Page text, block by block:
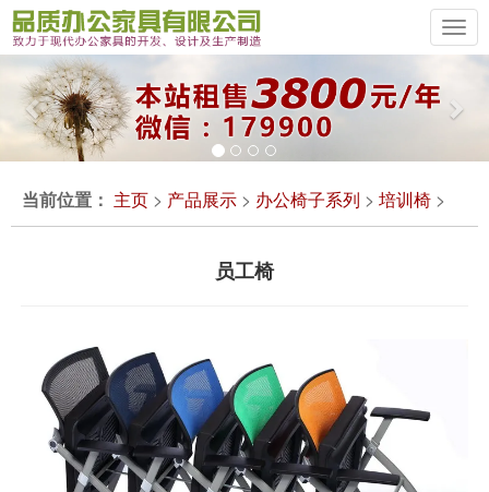
Previous
当前位置： 主页 > 产品展示 > 办公椅子系列 > 培训椅 >
员工椅